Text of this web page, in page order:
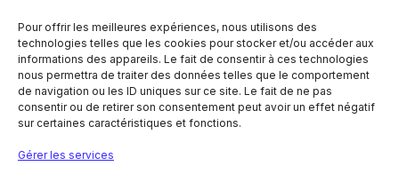
Pour offrir les meilleures expériences, nous utilisons des
technologies telles que les cookies pour stocker et/ou accéder aux
informations des appareils. Le fait de consentir à ces technologies
nous permettra de traiter des données telles que le comportement
de navigation ou les ID uniques sur ce site. Le fait de ne pas
consentir ou de retirer son consentement peut avoir un effet négatif
sur certaines caractéristiques et fonctions.
Gérer les services
Société Francophone du Nerf Périphérique
Hôpital Pitié-Salpêtrière
Centre de référence des maladies neuromusculaires
Nord/Est/Ile de France